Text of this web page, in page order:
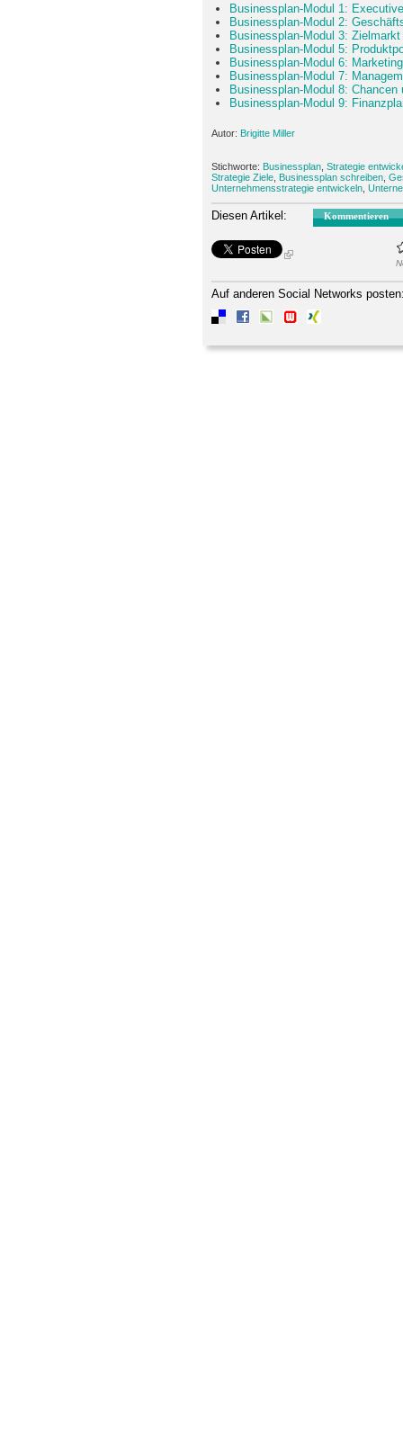
Businessplan-Modul 1:
Businessplan-Modul 2:
Businessplan-Modul 3: Zielmarkt
Businessplan-Modul 5:
Businessplan-Modul 6:
Businessplan-Modul 7:
Businessplan-Modul 8:
Businessplan-Modul 9:
Autor: Brigitte Miller
Stichworte: Businessplan Strategie
Strategie Ziele Businessplan schreiben
Unternehmensstrategie entwickeln
Diesen Artikel: Kommentieren
Auf anderen Social Networks